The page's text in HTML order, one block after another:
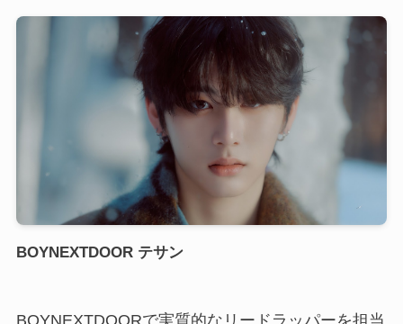
BOYNEXTDOOR テサン